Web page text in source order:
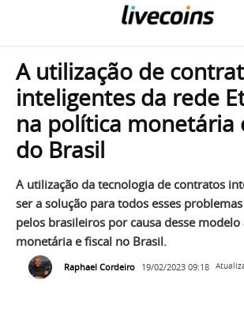
A utilização de
inteligentes da rede
na política monetária
do Brasil
A utilização da tecnologia de contratos
ser a solução para todos esses
pelos brasileiros por causa desse
monetária e fiscal no Brasil.
Raphael Cordeiro 19/02/2023 09:18